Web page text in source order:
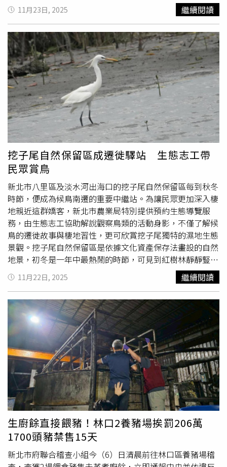
早引進的城市，同屬生活圈的新北市，5年後才進駐共享機
車，但因腹地廣大，投放數已超車台北市。目前雙北高達
2.5萬輛，是其他四都的3.3倍。但共享機車普及，在都會區
卻嚴重排擠一般機車停車位，且違停、闖紅燈、酒駕等亂象
層出不窮，北市1年違規案曾達近2萬件，兩度遭北市審計處
點名強化管控機制，新北3年來也兩次被新北審計處要求改
善。為解套共享機車衍生亂象，北市府訂定《台北市共享運
具經營業管理自治條例》，從總量控管、稽查作業到營運計
畫執行都明確規範，且自113年起試辦專用停車位，以提升
借還車辨識度與效率，減少找車位時間。台中今年10月起也
試辦專用停車位，並發放騎乘優惠券，以提升使用率。新北
市交通局則與交通警察大隊首創共享運具重大違規聯合停權
通報平台，與業者合作，對酒駕、毒駕、無照、外借帳號、
嚴重超速5項重大違規使用者聯合性永久停權，重大違規使
用者將無法在所有業者註冊及租借。為因應共同生活圈跨市
租借還特性及有效管理共享運具停車秩序，新北交通局特別
要求各家共享運具業者須將北北桃3市營運車種、車牌號碼
一併提出申請，以利控管跨市流動車輛數。雖然地方政府加
強管理及遏阻亂象，也祭利多以鼓勵提升使用率，共享機車
仍面臨挑戰。今年繼高雄Gokube熄燈，桃園iRent也因未達
延車公里535萬公里、使用累計114萬人次目標，於7月退
場，未來發展已埋下隱憂。以台中為例，全市僅投放1700
多輛，平均月使用9萬人次，交通局長葉昭甫認為，台中共
享機車雖持續擴點，但使用人次未明顯提升，因共享機車為
商業經營模式，業者選擇熱點投放，不像公共自行車廣為設
點，使用率相對高。他建議業者積極與大學、飯店端串聯，
提高使用率。逢甲大學助理教授黃彥斐指出，共享機車要長
期落地，可緊密串聯大眾運輸，發展最後一哩使用模式，除
可提升使用率，也可增加公共運輸市占率。
11月23日, 2025 繼續閱讀
挖子尾自然保留區成遷徙驛站 生態志工帶
民眾賞鳥
新北市八里區及淡水河出海口的挖子尾自然保留區每到秋冬
時節，便成為候鳥南遷的重要中繼站。為讓民眾更加深入棲
地親近這群嬌客，新北市農業局特別提供預約生態導覽服
務，由生態志工協助解說觀察鳥類的活動身影，不僅了解候
鳥的遷徙故事與棲地習性，更可欣賞挖子尾獨特的濕地生態
景觀。挖子尾自然保留區是依據文化資產保存法畫設的自然
地景，初冬是一年中最熱鬧的時節，可見到紅樹林靜靜豎立
在河口，泥灘地上螃蟹穿梭，天空中則有候鳥成群飛翔。此
處是候鳥遷徙的重要驛站，每年冬天，黑面琵鷺、東方環頸
熱鬧景象。觀察鳥類的最佳時機通常是在退潮時段，泥灘地
露出時，吸引磯鷸停棲。（圖／新北市農業局提供）每到秋
冬時節的挖子尾自然保留區，都會成為候鳥南遷的重要中繼
站，正適合民眾前往欣賞鳥類停棲。（圖／新北市農業局提
供）挖子尾自然保留區的步道與觀景平台規畫完善，觀察鳥
類的最佳時機通常是在退潮時段，此時泥灘地露出，水鳥停
棲，不僅能欣賞壯觀的候鳥群舞，接觸濕地能讓孩子更了解
紅樹林與濕地保育的重要性。同時提醒在賞鳥過程中務必保
持安靜，不要靠近或驚擾鳥群，也不要餵食或丟棄垃圾，才
能讓候鳥安心停棲。新北市農業局長諶錫輝表示，維護生物
多樣性一直是新北市重要的發展目標，農業局也持續推廣自
然生態保育理念，冬季的挖子尾自然保留區正是最適合親子
同遊的自然教室，濕地裡有候鳥的身影與螃蟹的蹤跡，周邊
11月22日, 2025 繼續閱讀
生廚餘直接餵豬！林口2養豬場挨罰206萬
1700頭豬禁售15天
新北市府聯合稽查小組今（6）日清晨前往林口區養豬場稽